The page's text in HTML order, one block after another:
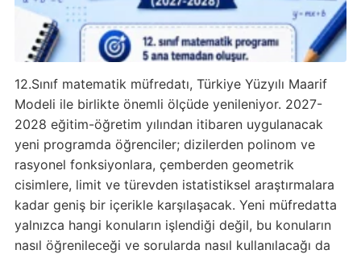
12.Sınıf matematik müfredatı, Türkiye Yüzyılı Maarif
Modeli ile birlikte önemli ölçüde yenileniyor. 2027-
2028 eğitim-öğretim yılından itibaren uygulanacak
yeni programda öğrenciler; dizilerden polinom ve
rasyonel fonksiyonlara, çemberden geometrik
cisimlere, limit ve türevden istatistiksel araştırmalara
kadar geniş bir içerikle karşılaşacak. Yeni müfredatta
yalnızca hangi konuların işlendiği değil, bu konuların
nasıl öğrenileceği ve sorularda nasıl kullanılacağı da